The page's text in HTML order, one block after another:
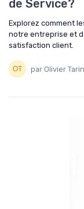
de Service?
Explorez comment
notre entreprise et
satisfaction client.
par Olivier